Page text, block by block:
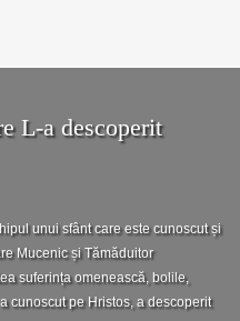
L-a descoperit
unui sfânt care este cunoscut și
Mucenic și Tămăduitor
suferința omenească, bolile,
cunoscut pe Hristos, a descoperit